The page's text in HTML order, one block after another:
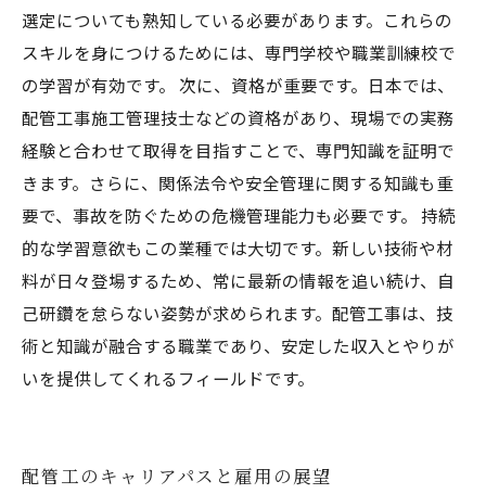
選定についても熟知している必要があります。これらの
スキルを身につけるためには、専門学校や職業訓練校で
の学習が有効です。 次に、資格が重要です。日本では、
配管工事施工管理技士などの資格があり、現場での実務
経験と合わせて取得を目指すことで、専門知識を証明で
きます。さらに、関係法令や安全管理に関する知識も重
要で、事故を防ぐための危機管理能力も必要です。 持続
的な学習意欲もこの業種では大切です。新しい技術や材
料が日々登場するため、常に最新の情報を追い続け、自
己研鑽を怠らない姿勢が求められます。配管工事は、技
術と知識が融合する職業であり、安定した収入とやりが
いを提供してくれるフィールドです。
配管工のキャリアパスと雇用の展望